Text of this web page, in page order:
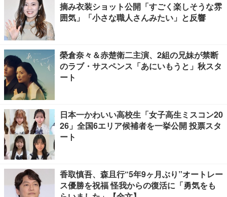
摘み衣装ショット公開「すごく楽しそうな雰
囲気」「小さな職人さんみたい」と反響
榮倉奈々＆赤楚衛二主演、2組の兄妹が禁断
のラブ・サスペンス「あにいもうと」秋スタ
ート
日本一かわいい高校生「女子高生ミスコン20
26」全国6エリア候補者を一挙公開 投票スタ
ート
香取慎吾、森且行“5年9ヶ月ぶり”オートレー
ス優勝を祝福 怪我からの復活に「勇気をも